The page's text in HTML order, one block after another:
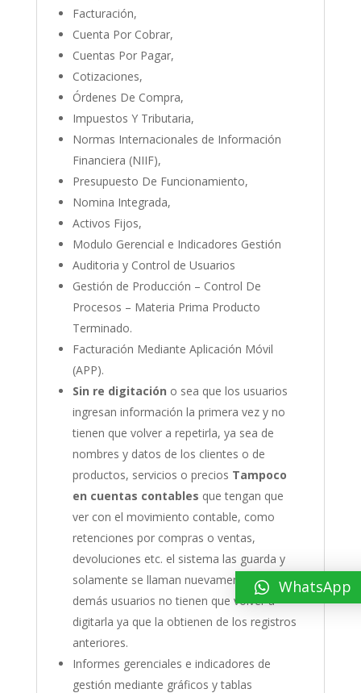
Facturación,
Cuenta Por Cobrar,
Cuentas Por Pagar,
Cotizaciones,
Órdenes De Compra,
Impuestos Y Tributaria,
Normas Internacionales de Información
Financiera (NIIF),
Presupuesto De Funcionamiento,
Nomina Integrada,
Activos Fijos,
Modulo Gerencial e Indicadores Gestión
Auditoria y Control de Usuarios
Gestión de Producción – Control De
Procesos – Materia Prima Producto
Terminado.
Facturación Mediante Aplicación Móvil
(APP).
Sin re digitación o sea que los usuarios
ingresan información la primera vez y no
tienen que volver a repetirla, ya sea de
nombres y datos de los clientes o de
productos, servicios o precios Tampoco
en cuentas contables que tengan que
ver con el movimiento contable, como
retenciones por compras o ventas,
devoluciones etc. el sistema las guarda y
solamente se llaman nuevamente. Los
demás usuarios no tienen que volver a
digitarla ya que la obtienen de los registros
anteriores.
Informes gerenciales e indicadores de
gestión mediante gráficos y tablas
WhatsApp